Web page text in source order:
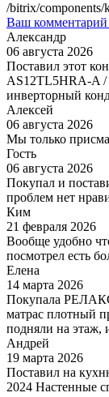
/bitrix/components/
Ваш комментарий
Александр
06 августа 2026
Поставил этот
AS12TL5HRA-A /
инверторный
Алексей
06 августа 2026
Мы только
Гость
06 августа 2026
Покупал и
проблем нет
Ким
21 февраля 2026
Вообще удобно
посмотрел есть
Елена
14 марта 2026
Покупала
матрас плотный
подняли на этаж,
Андрей
19 марта 2026
Поставил на
2024 Настенные